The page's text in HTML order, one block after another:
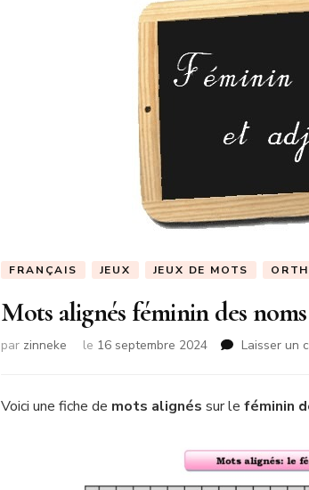
FRANÇAIS JEUX JEUX DE MOTS
Mots alignés féminin des noms
par zinneke le 16 septembre 2024 Laisser un
Voici une fiche de mots alignés sur leféminin